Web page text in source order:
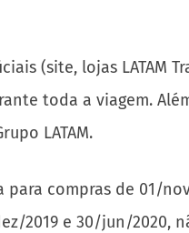
(site, lojas LATAM
toda a viagem.
LATAM.
compras de 01/
2019 e 30/jun/2020,